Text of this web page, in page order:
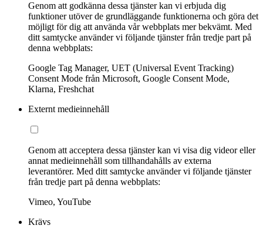
Genom att godkänna dessa tjänster kan vi erbjuda dig
funktioner utöver de grundläggande funktionerna och göra det
möjligt för dig att använda vår webbplats mer bekvämt. Med
ditt samtycke använder vi följande tjänster från tredje part på
denna webbplats:
Google Tag Manager, UET (Universal Event Tracking)
Consent Mode från Microsoft, Google Consent Mode,
Klarna, Freshchat
Externt medieinnehåll
Genom att acceptera dessa tjänster kan vi visa dig videor eller
annat medieinnehåll som tillhandahålls av externa
leverantörer. Med ditt samtycke använder vi följande tjänster
från tredje part på denna webbplats:
Vimeo, YouTube
Krävs